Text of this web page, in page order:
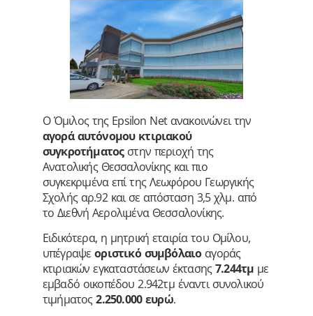
O Όμιλος της Epsilon Net ανακοινώνει την
αγορά αυτόνομου κτιριακού
συγκροτήματοςστην περιοχή της
Ανατολικής Θεσσαλονίκης και πιο
συγκεκριμένα επί της Λεωφόρου Γεωργικής
Σχολής αρ.92 και σε απόσταση 3,5 χλμ. από
το Διεθνή Αερολιμένα Θεσσαλονίκης.
Ειδικότερα, η μητρική εταιρία του Ομίλου,
υπέγραψεοριστικό συμβόλαιοαγοράς
κτιριακών εγκαταστάσεων έκτασης7.244τμ με
εμβαδό οικοπέδου 2.942τμ έναντι συνολικού
τιμήματος2.250.000 ευρώ.